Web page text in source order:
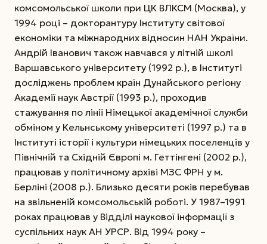
комсомольської школи при ЦК ВЛКСМ (Москва), у
1994 році – докторантуру Інституту світової
економіки та міжнародних відносин НАН України.
Андрій Іванович також навчався у літній школі
Варшавського університету (1992 р.), в Інституті
досліджень проблем країн Дунайського регіону
Академії наук Австрії (1993 р.), проходив
стажування по лінії Німецької академічної служби
обміном у Кельнському університеті (1997 р.) та в
Інститу­ті історії і культури німецьких поселен­ців у
Північній та Східній Європі м. Геттінгені (2002 р.),
працював у політичному архіві МЗС ФРН у м.
Берліні (2008 р.). Близько десяти років перебував
на звільненій комсомольській роботі. У 1987–1991
роках працював у Відділі наукової інформації з
суспільних наук АН УРСР. Від 1994 року –